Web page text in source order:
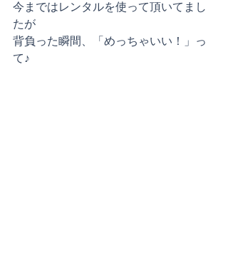
今まではレンタルを使って頂いてまし
たが
背負った瞬間、「めっちゃいい！」っ
て♪